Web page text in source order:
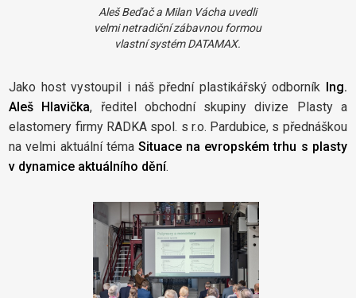
Aleš Beďač a Milan Vácha uvedli
velmi netradiční zábavnou formou
vlastní systém DATAMAX.
Jako host vystoupil i náš přední plastikářský odborník
Ing.
Aleš Hlavička, ředitel obchodní skupiny divize Plasty a
elastomery firmy RADKA spol. s r.o. Pardubice, s přednáškou
na velmi aktuální téma Situace na evropském trhu s plasty
v dynamice aktuálního dění.